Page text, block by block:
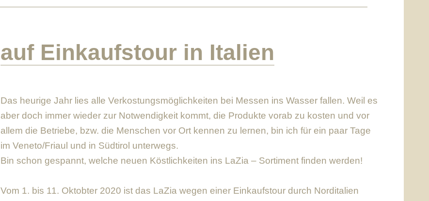
auf Einkaufstour in Italien
Das heurige Jahr lies alle Verkostungsmöglichkeiten bei Messen ins Wasser fallen. Weil es
aber doch immer wieder zur Notwendigkeit kommt, die Produkte vorab zu kosten und vor
allem die Betriebe, bzw. die Menschen vor Ort kennen zu lernen, bin ich für ein paar Tage
im Veneto/Friaul und in Südtirol unterwegs.
Bin schon gespannt, welche neuen Köstlichkeiten ins LaZia – Sortiment finden werden!
Vom 1. bis 11. Oktobter 2020 ist das LaZia wegen einer Einkaufstour durch Norditalien